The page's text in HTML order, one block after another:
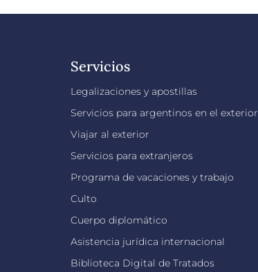
Servicios
Legalizaciones y apostillas
Servicios para argentinos en el exterior
Viajar al exterior
Servicios para extranjeros
Programa de vacaciones y trabajo
Culto
Cuerpo diplomático
Asistencia jurídica internacional
Biblioteca Digital de Tratados